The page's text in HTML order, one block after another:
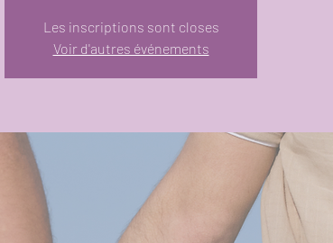
Les inscriptions sont closes
Voir d'autres événements